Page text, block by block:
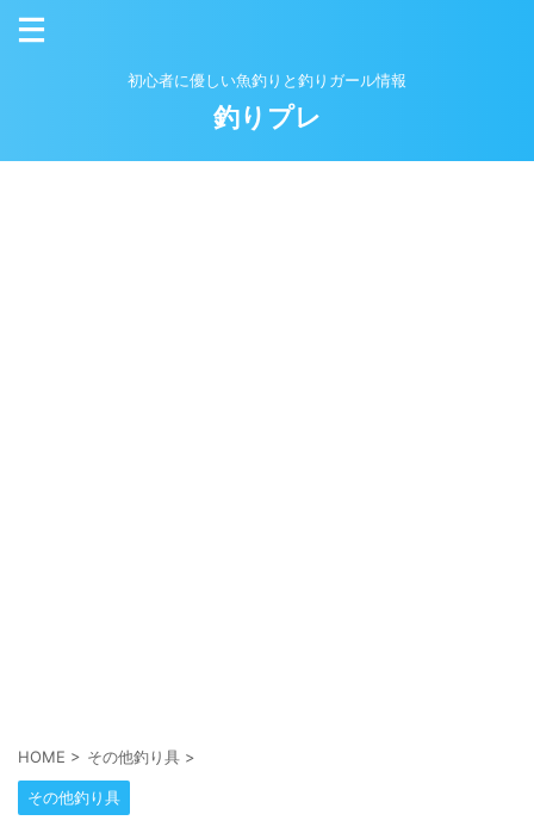
初心者に優しい魚釣りと釣りガール情報
釣りプレ
HOME > その他釣り具 >
その他釣り具